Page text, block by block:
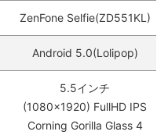
ZenFone Selfie(ZD551KL)
Android 5.0(Lolipop)
5.5インチ
(1080×1920) FullHD IPS
Corning Gorilla Glass 4